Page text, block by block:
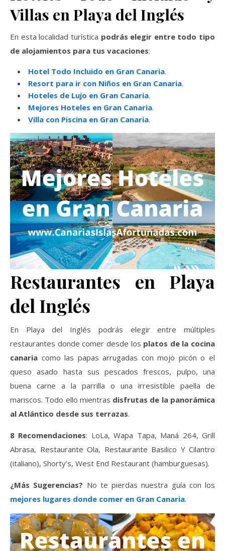
Villas en Playa del Inglés
En esta localidad turística podrás elegir entre todo tipo
de alojamientos para tus vacaciones:
Hotel Todo Incluido en Gran Canaria.
Resort para ir con Niños en Gran Canaria.
Hoteles de Lujo en Gran Canaria.
Mejores Hoteles en Gran Canaria.
Villa con Piscina en Gran Canaria.
Restaurantes en Playa
del Inglés
En Playa del Inglés podrás elegir entre múltiples
restaurantes donde comer desde los platos de la cocina
canaria como las papas arrugadas con mojo picón o el
queso asado hasta sus pescados frescos, pulpo, una
buena carne a la parrilla o una irresistible paella de
mariscos. Todo ello mientras disfrutas de la panorámica
al Atlántico desde sus terrazas.
8 Recomendaciones: LoLa, Wapa Tapa, Maná 264, Grill
Abrasa, Restaurante Ola, Restaurante Basilico Y Cilantro
(italiano), Shorty’s, West End Restaurant (hamburguesas).
¿Más Sugerencias? No te pierdas nuestra guía con los
mejores lugares donde comer en Gran Canaria.